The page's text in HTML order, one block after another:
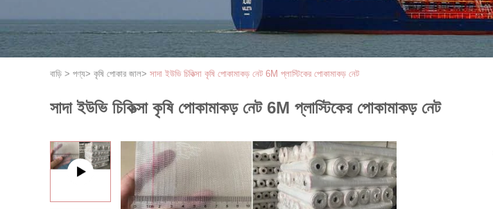
বাড়ি > পণ্য> কৃষি পোকার জাল> সাদা ইউভি চিকিত্সা কৃষি পোকামাকড় নেট 6M প্লাস্টিকের পোকামাকড় নেট
সাদা ইউভি চিকিত্সা কৃষি পোকামাকড় নেট 6M প্লাস্টিকের পোকামাকড় নেট